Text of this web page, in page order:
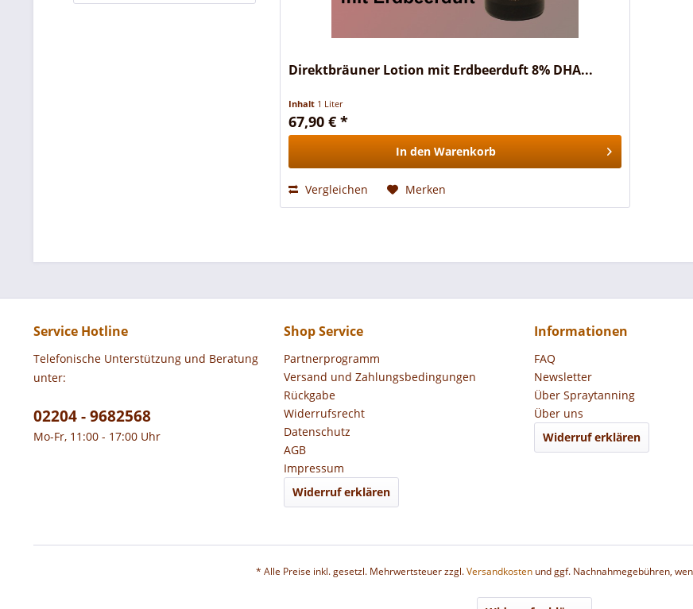
Direktbräuner Lotion mit Erdbeerduft 8% DHA...
Inhalt 1 Liter
67,90 € *
In den Warenkorb
Vergleichen Merken
Service Hotline
Telefonische Unterstützung und Beratung
unter:
02204 - 9682568
Mo-Fr, 11:00 - 17:00 Uhr
Shop Service
Partnerprogramm
Versand und Zahlungsbedingungen
Rückgabe
Widerrufsrecht
Datenschutz
AGB
Impressum
Widerruf erklären
Informationen
FAQ
Newsletter
Über Spraytanning
Über uns
Widerruf erklären
* Alle Preise inkl. gesetzl. Mehrwertsteuer zzgl.Versandkostenund ggf. Nachnahmegebühren,